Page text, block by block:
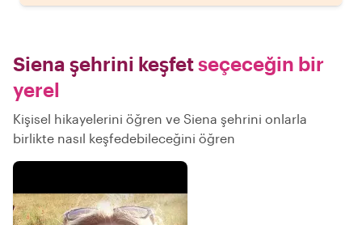
Siena şehrini keşfetseçeceğin bir
yerel
Kişisel hikayelerini öğren ve Siena şehrini onlarla
birlikte nasıl keşfedebileceğini öğren